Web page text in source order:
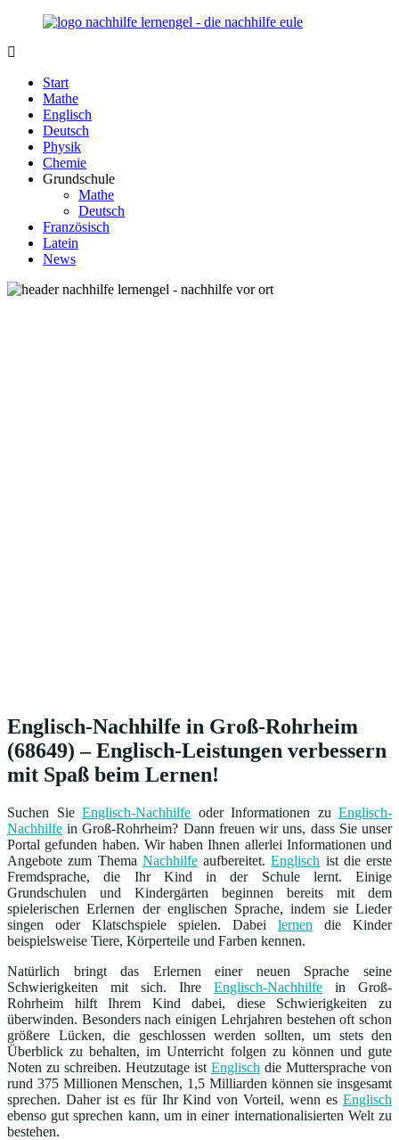
Zurück
Inhalt
Lernengel.de
Nachhilfe-
Eule
berät
zum
Thema
Nachhilfe
Lernen
wieder
Spaß
Start
Mathe
Englisch
Deutsch
Physik
Chemie
Grundschule
Mathe
Deutsch
Französisch
Latein
News
Englisch-Nachhilfe in Groß-Rohrheim
(68649) – Englisch-Leistungen verbessern
mit Spaß beim Lernen!
Suchen Sie Englisch-Nachhilfe oder Informationen zu Englisch-
Nachhilfe in Groß-Rohrheim? Dann freuen wir uns, dass Sie unser
Portal gefunden haben. Wir haben Ihnen allerlei Informationen und
Angebote zum Thema Nachhilfeaufbereitet.Englisch ist die erste
Fremdsprache, die Ihr Kind in der Schule lernt. Einige
Grundschulen und Kindergärten beginnen bereits mit dem
spielerischen Erlernen der englischen Sprache, indem sie Lieder
singen oder Klatschspiele spielen. Dabei lernen die Kinder
beispielsweise Tiere, Körperteile und Farben kennen.
Natürlich bringt das Erlernen einer neuen Sprache seine
Schwierigkeiten mit sich. Ihre Englisch-Nachhilfe in Groß-
Rohrheim hilft Ihrem Kind dabei, diese Schwierigkeiten zu
überwinden. Besonders nach einigen Lehrjahren bestehen oft schon
größere Lücken, die geschlossen werden sollten, um stets den
Überblick zu behalten, im Unterricht folgen zu können und gute
Noten zu schreiben. Heutzutage ist Englisch die Muttersprache von
rund 375 Millionen Menschen, 1,5 Milliarden können sie insgesamt
sprechen. Daher ist es für Ihr Kind von Vorteil, wenn es Englisch
ebenso gut sprechen kann, um in einer internationalisierten Welt zu
bestehen.